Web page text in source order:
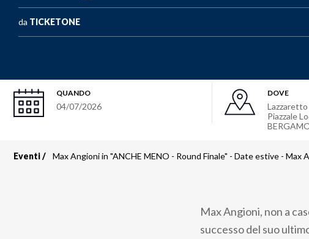
da TICKETONE
QUANDO
04/07/2026
DOVE
Lazzaretto
Piazzale
Briciole
Eventi Max Angioni in "ANCHE MENO - Round Finale" - Date estive - Max
Max Angioni, non a
successo del suo